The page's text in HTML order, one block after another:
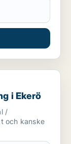
i Ekerö
/
och kanske